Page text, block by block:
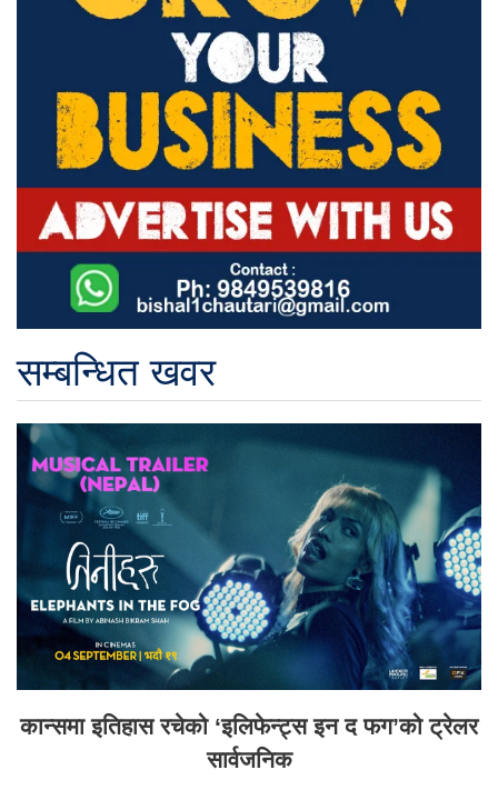
सम्बन्धित खवर
कान्समा इतिहास रचेको ‘इलिफेन्ट्स इन द फग’को ट्रेलर
सार्वजनिक